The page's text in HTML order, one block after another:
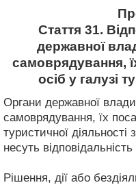
Стаття 31.
державної
самоврядування,
осіб у галузі
Органи державної
самоврядування, їх
туристичної
несуть
Рішення, дії або